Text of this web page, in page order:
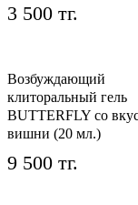
3 500 тг.
Возбуждающий
клиторальный гель
BUTTERFLY со
вишни (20 мл.)
9 500 тг.